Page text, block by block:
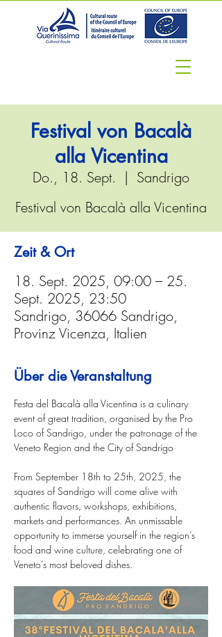
Festival von Bacalà
alla Vicentina
Do., 18. Sept.
  |
Sandrigo
Festival von Bacalà alla Vicentina
Zeit & Ort
18. Sept. 2025, 09:00 – 25.
Sept. 2025, 23:50
Sandrigo, 36066 Sandrigo,
Provinz Vicenza, Italien
Über die Veranstaltung
Festa del Bacalà alla Vicentina is a culinary
event of great tradition, organised by the Pro
Loco of Sandrigo, under the patronage of the
Veneto Region and the City of Sandrigo
From September 18th to 25th, 2025, the
squares of Sandrigo will come alive with
authentic flavors, workshops, exhibitions,
markets and performances. An unmissable
opportunity to immerse yourself in the region’s
food and wine culture, celebrating one of
Veneto’s most beloved dishes.